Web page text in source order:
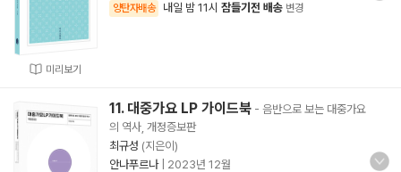
미리보기
양탄자배송 내일 밤 11시 잠들기전 배송 변경
11. 대중가요 LP 가이드북 - 음반으로 보는 대중가요
의 역사, 개정증보판
최규성 (지은이)
안나푸르나| 2023년 12월